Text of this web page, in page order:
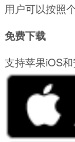
用户可以按照
免费下载
支持苹果iOS和